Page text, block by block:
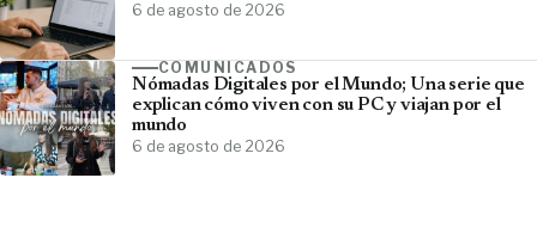
6 de agosto de 2026
COMUNICADOS
Nómadas Digitales por el Mundo; Una serie que
explican cómo viven con su PC y viajan por el
mundo
6 de agosto de 2026